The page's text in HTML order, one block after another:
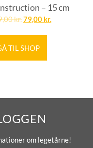
– 15 cm
kr.79,00 kr.
TIL SHOP
om legetårne!